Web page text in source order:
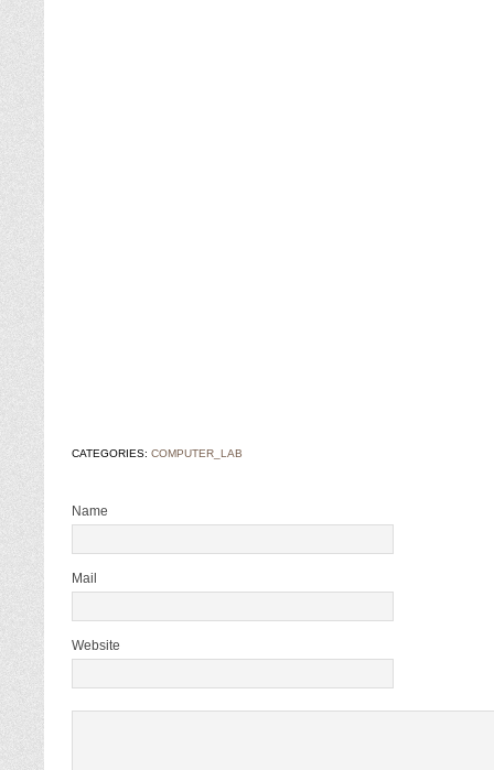
CATEGORIES: COMPUTER_LAB
Name
Mail
Website